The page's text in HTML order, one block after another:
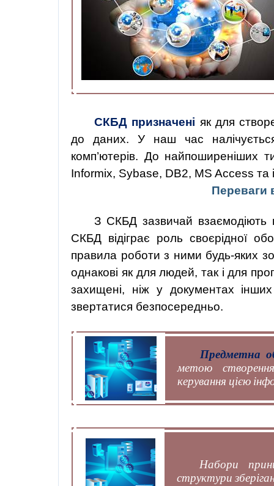
СКБД призначені як для
до даних. У наш час
комп’ютерів. До найпоширеніших
Informix, Sybase, DB2, MS Access та
Переваги
З СКБД зазвичай
СКБД відіграє роль своєрідної
правила роботи з ними будь-яких
однакові як для людей, так і для
захищені, ніж у документах
звертатися безпосередньо.
Предметна
метою
керування цією
Набори
структури